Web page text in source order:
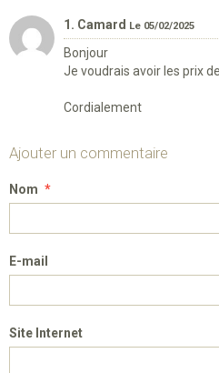
1. Camard Le 05/02/2025
Bonjour
Je voudrais avoir les prix
Cordialement
Ajouter un commentaire
Nom
E-mail
Site Internet